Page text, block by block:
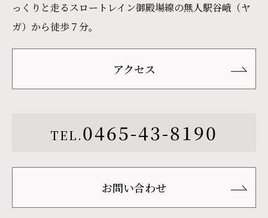
っくりと走るスロートレイン御殿場線の無人駅谷峨（ヤ
ガ）から徒歩７分。
アクセス
TEL.0465-43-8190
お問い合わせ